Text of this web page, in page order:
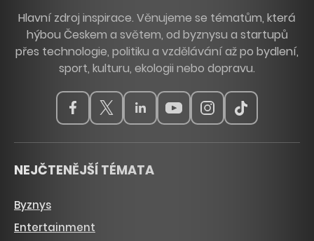
Hlavní zdroj inspirace. Věnujeme se tématům, která
hýbou Českem a světem, od byznysu a startupů
přes technologie, politiku a vzdělávání až po bydlení,
sport, kulturu, ekologii nebo dopravu.
NEJČTENĚJŠÍ TÉMATA
Byznys
Entertainment